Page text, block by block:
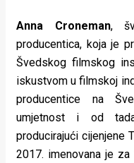
Anna Croneman,
producentica, koja je
Švedskog filmskog
iskustvom u filmskoj
producentice na
umjetnost i od
producirajući cijenjene
2017. imenovana je